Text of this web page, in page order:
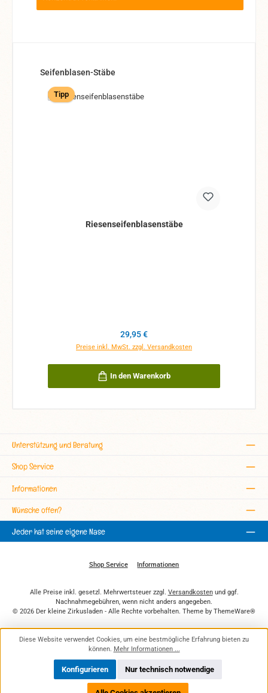
Produktgalerie überspringen
Seifenblasen-Stäbe
Tipp
Riesenseifenblasenstäbe
Regulärer Preis:
29,95 €
Preise inkl. MwSt. zzgl. Versandkosten
In den Warenkorb
Unterstützung und Beratung
Shop Service
Informationen
Wünsche offen?
Jeder hat seine eigene Nase
Shop Service Informationen
Alle Preise inkl. gesetzl. Mehrwertsteuer zzgl. Versandkostenund ggf.
Nachnahmegebühren, wenn nicht anders angegeben.
© 2026 Der kleine Zirkusladen - Alle Rechte vorbehalten. Theme by ThemeWare®
Diese Website verwendet Cookies, um eine bestmögliche Erfahrung bieten zu
können. Mehr Informationen ...
Nur technisch notwendige
Konfigurieren